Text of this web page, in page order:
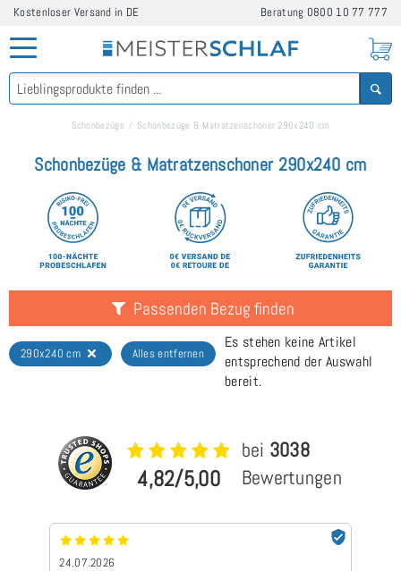
Kostenloser Versand in DE Beratung 0800 10 77 777
Schonbezüge Schonbezüge & Matratzenschoner 290x240 cm
Schonbezüge & Matratzenschoner 290x240 cm
Passenden Bezug finden
290x240 cm Alles entfernen
Es stehen keine Artikel
entsprechend der Auswahl
bereit.
4,82/5,00
bei 3038
Bewertungen
24.07.2026